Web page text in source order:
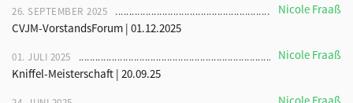
26. SEPTEMBER 2025
Nicole Fraaß
CVJM-VorstandsForum | 01.12.2025
01. JULI 2025
Nicole Fraaß
Kniffel-Meisterschaft | 20.09.25
Nicole Fraaß